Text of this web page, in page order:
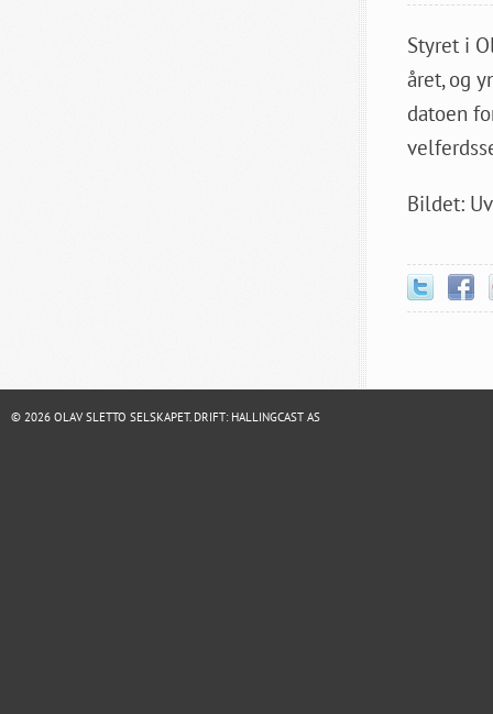
Styret i
året, og
datoen
Bildet:
© 2026 OLAV SLETTO SELSKAPET. DRIFT: HALLINGCAST AS